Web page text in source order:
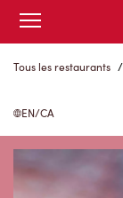
Skip
Content
Open
mobile
menu
Tous les restaurants /
EN/CA